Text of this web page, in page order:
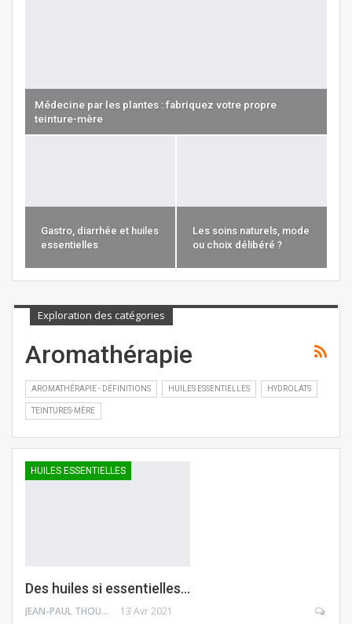
Médecine par les plantes : fabriquez votre propre
teinture-mère
Gastro, diarrhée et huiles
essentielles
Les soins naturels, mode
ou choix délibéré ?
Exploration des catégories
Aromathérapie
AROMATHÉRAPIE - DÉFINITIONS HUILES ESSENTIELLES HYDROLATS
TEINTURES-MÈRE
HUILES ESSENTIELLES
Des huiles si essentielles…
JEAN-PAUL THOUNY 13 Avr 2021